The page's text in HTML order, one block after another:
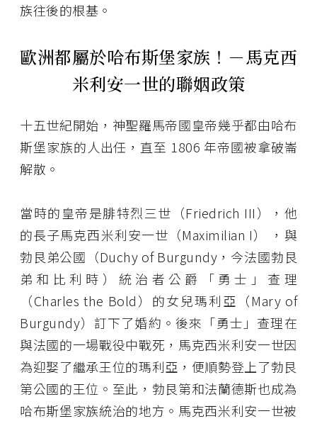
族往後的根基。
歐洲都屬於哈布斯堡家族！－馬克西
米利安一世的聯姻政策
十五世紀開始，神聖羅馬帝國皇帝幾乎都由哈布
斯堡家族的人出任，直至 1806 年帝國被拿破崙
解散。
當時的皇帝是腓特烈三世（Friedrich III），他
的長子馬克西米利安一世（Maximilian I） ，與
勃艮弟公國（Duchy of Burgundy，今法國勃艮
弟和比利時）統治者公爵「勇士」查理
（Charles the Bold）的女兒瑪利亞（Mary of
Burgundy）訂下了婚約。後來「勇士」查理在
與法國的一場戰役中戰死，馬克西米利安一世因
為迎娶了繼承王位的瑪利亞，便順勢登上了勃艮
第公國的王位。至此，勃艮第和法蘭德斯也成為
哈布斯堡家族統治的地方。馬克西米利安一世被